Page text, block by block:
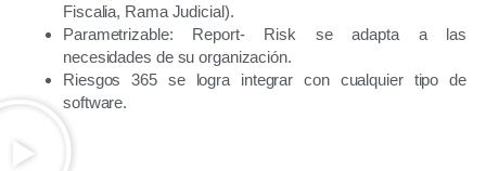
Fiscalia, Rama Judicial).
Parametrizable: Report- Risk se adapta a las
necesidades de su organización.
Riesgos 365 se logra integrar con cualquier tipo de
software.